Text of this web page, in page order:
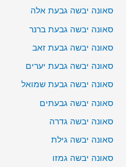
סאונה יבשה גבעת אלה
סאונה יבשה גבעת ברנר
סאונה יבשה גבעת זאב
סאונה יבשה גבעת יערים
סאונה יבשה גבעת שמואל
סאונה יבשה גבעתים
סאונה יבשה גדרה
סאונה יבשה גילת
סאונה יבשה גמזו